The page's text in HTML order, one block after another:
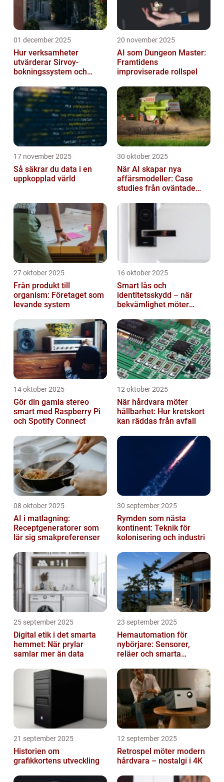
01 december 2025
Hur verksamheter
utvärderar Sirvoy-
bokningssystem och
20 november 2025
AI som Dungeon Master:
Framtidens
improviserade rollspel
17 november 2025
Så säkrar du data i en
uppkopplad värld
30 oktober 2025
När AI skapar nya
affärsmodeller: Case
studies från oväntade
27 oktober 2025
Från produkt till
organism: Företaget som
levande system
16 oktober 2025
Smart lås och
identitetsskydd – när
bekvämlighet möter
14 oktober 2025
Gör din gamla stereo
smart med Raspberry Pi
och Spotify Connect
12 oktober 2025
När hårdvara möter
hållbarhet: Hur kretskort
kan räddas från avfall
08 oktober 2025
AI i matlagning:
Receptgeneratorer som
lär sig smakpreferenser
30 september 2025
Rymden som nästa
kontinent: Teknik för
kolonisering och industri
25 september 2025
Digital etik i det smarta
hemmet: När prylar
samlar mer än data
23 september 2025
Hemautomation för
nybörjare: Sensorer,
reläer och smarta
21 september 2025
Historien om
grafikkortens utveckling
12 september 2025
Retrospel möter modern
hårdvara – nostalgi i 4K